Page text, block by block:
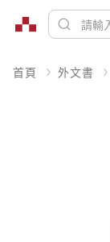
首頁 外文書